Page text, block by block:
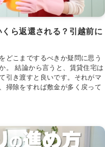
ら返還される？引越前に
どこまでするべきか疑問に思う
。 結論から言うと、賃貸住宅は
引き渡すと良いです。それがマ
掃除をすれば敷金が多く戻って